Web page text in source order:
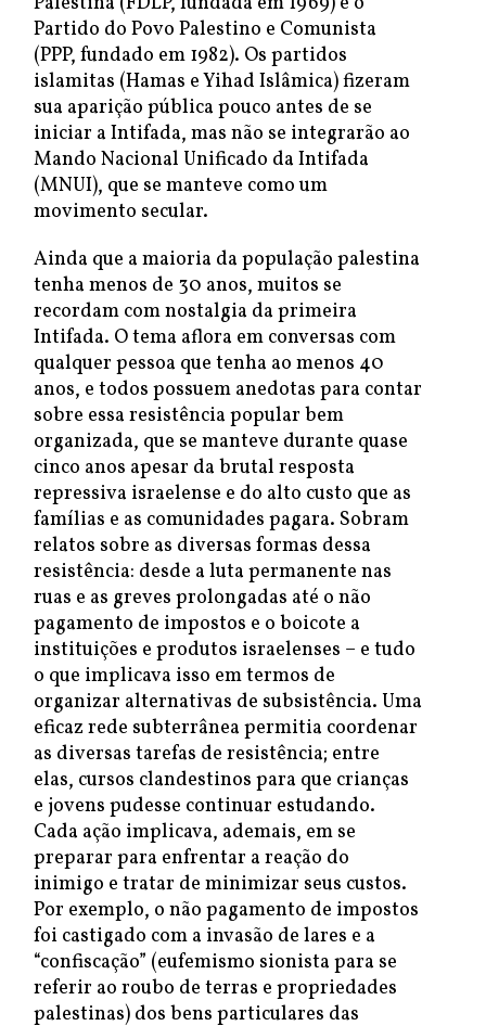
Partido do Povo Palestino e Comunista
(PPP, fundado em 1982). Os partidos
islamitas (Hamas e Yihad Islâmica) fizeram
sua aparição pública pouco antes de se
iniciar a Intifada, mas não se integrarão ao
Mando Nacional Unificado da Intifada
(MNUI), que se manteve como um
movimento secular.
Ainda que a maioria da população palestina
tenha menos de 30 anos, muitos se
recordam com nostalgia da primeira
Intifada. O tema aflora em conversas com
qualquer pessoa que tenha ao menos 40
anos, e todos possuem anedotas para contar
sobre essa resistência popular bem
organizada, que se manteve durante quase
cinco anos apesar da brutal resposta
repressiva israelense e do alto custo que as
famílias e as comunidades pagara. Sobram
relatos sobre as diversas formas dessa
resistência: desde a luta permanente nas
ruas e as greves prolongadas até o não
pagamento de impostos e o boicote a
instituições e produtos israelenses – e tudo
o que implicava isso em termos de
organizar alternativas de subsistência. Uma
eficaz rede subterrânea permitia coordenar
as diversas tarefas de resistência; entre
elas, cursos clandestinos para que crianças
e jovens pudesse continuar estudando.
Cada ação implicava, ademais, em se
preparar para enfrentar a reação do
inimigo e tratar de minimizar seus custos.
Por exemplo, o não pagamento de impostos
foi castigado com a invasão de lares e a
“confiscação” (eufemismo sionista para se
referir ao roubo de terras e propriedades
palestinas) dos bens particulares das